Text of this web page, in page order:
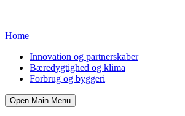
Home
Innovation og partnerskaber
Bæredygtighed og klima
Forbrug og byggeri
Open Main Menu